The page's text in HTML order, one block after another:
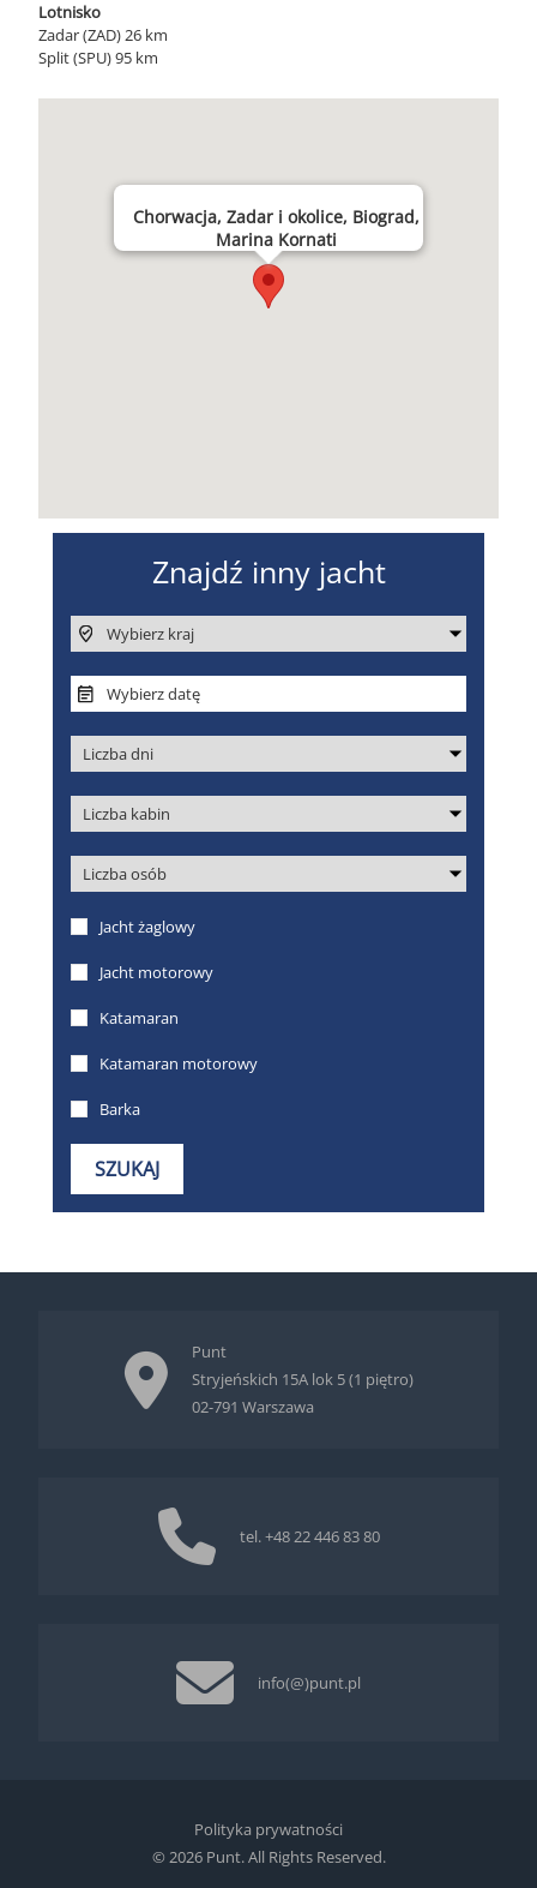
Lotnisko
Zadar (ZAD) 26 km
Split (SPU) 95 km
Chorwacja, Zadar i okolice, Biograd,
Marina Kornati
Punt
Stryjeńskich 15A lok 5 (1 piętro)
02-791 Warszawa
tel. +48 22 446 83 80
info(@)punt.pl
Polityka prywatności
© 2026 Punt. All Rights Reserved.